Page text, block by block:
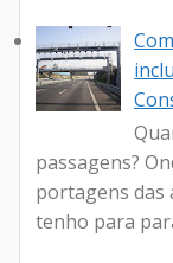
passagens?
portagens das
tenho para